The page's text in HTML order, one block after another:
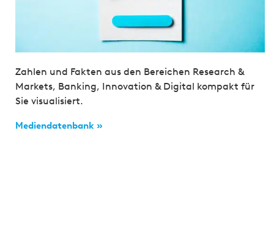
Zahlen und Fakten aus den Bereichen Research &
Markets, Banking, Innovation & Digital kompakt für
Sie visualisiert.
Mediendatenbank »